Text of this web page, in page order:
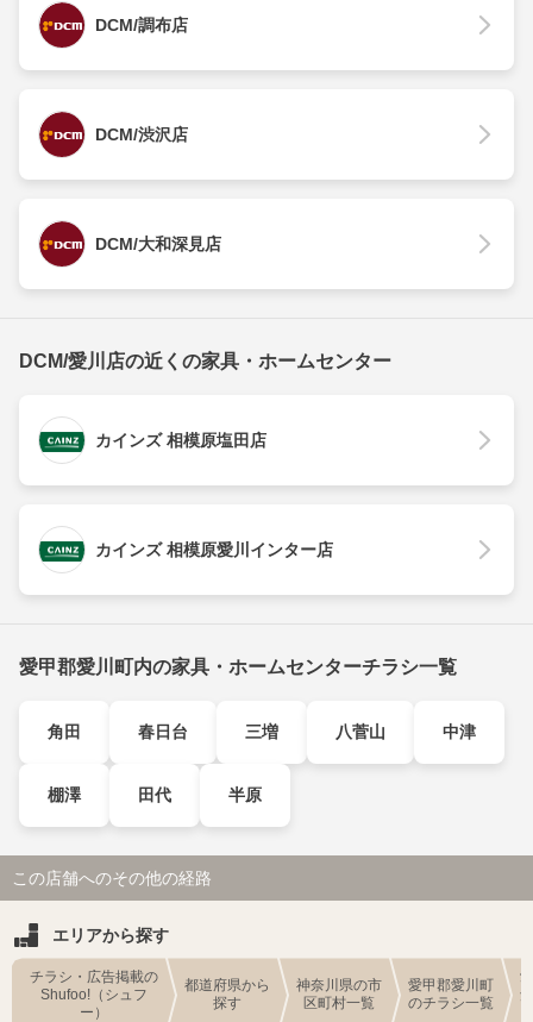
DCM/調布店
DCM/渋沢店
DCM/大和深見店
DCM/愛川店の近くの家具・ホームセンター
カインズ 相模原塩田店
カインズ 相模原愛川インター店
愛甲郡愛川町内の家具・ホームセンターチラシ一覧
角田 春日台 三増 八菅山 中津
棚澤 田代 半原
この店舗へのその他の経路
エリアから探す
チラシ・広告掲載の
Shufoo!（シュフ
ー）
都道府県から
探す
神奈川県の市
区町村一覧
愛甲郡愛川町
のチラシ一覧